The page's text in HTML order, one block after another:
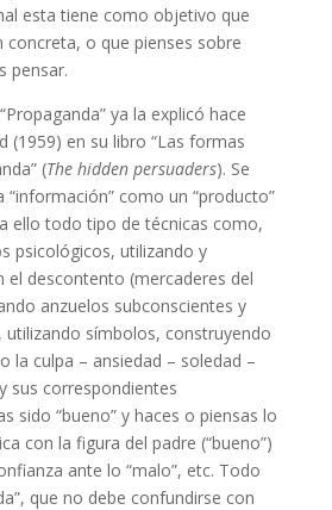
esta tiene como objetivo que
o que pienses sobre
pensar.
ya la explicó hace
(1959) en su libro “Las formas
(The hidden persuaders). Se
como un “producto”
ello todo tipo de técnicas como,
psicológicos, utilizando y
el descontento (mercaderes del
anzuelos subconscientes y
utilizando símbolos, construyendo
la culpa – ansiedad – soledad –
sus correspondientes
sido “bueno” y haces o piensas lo
con la figura del padre (“bueno”)
ante lo “malo”, etc. Todo
que no debe confundirse con